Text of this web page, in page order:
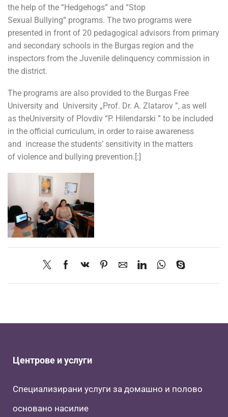
the help of the “Hedgehogs” and “Stop
Sexual Bullying” programs. The two programs were
presented in front of 20 pedagogical advisors from primary
and secondary schools in the Burgas region and the
inspectors from the Juvenile delinquency commission in
the district.
The programs are also provided to the Burgas Free
University and University „Prof. Dr. A. Zlatarov ”, as well
as theUniversity of Plovdiv “P. Hilendarski ” to be included
in the official curriculum, in order to raise awareness
and increase the students’ sensitivity in the matters
of violence and bullying prevention.[:]
Центрове и услуги
Специализирани услуги за домашно и полово
основано насилие